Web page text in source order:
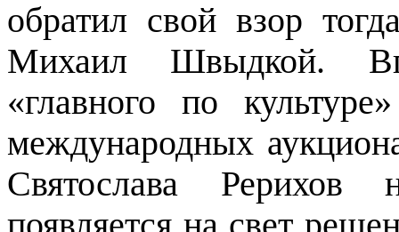
обратил свой взор
Михаил Швыдкой.
«главного по
международных
Святослава